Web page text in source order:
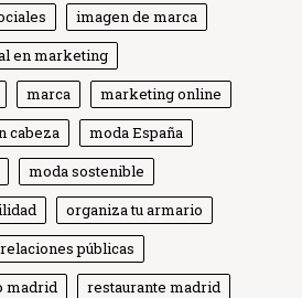
imagen de marca
en marketing
marca
marketing online
cabeza
moda España
moda sostenible
organiza tu armario
relaciones públicas
madrid
restaurante madrid
enseguida